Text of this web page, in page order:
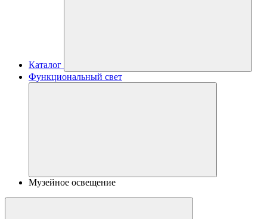
Каталог
Функциональный свет
Музейное освещение